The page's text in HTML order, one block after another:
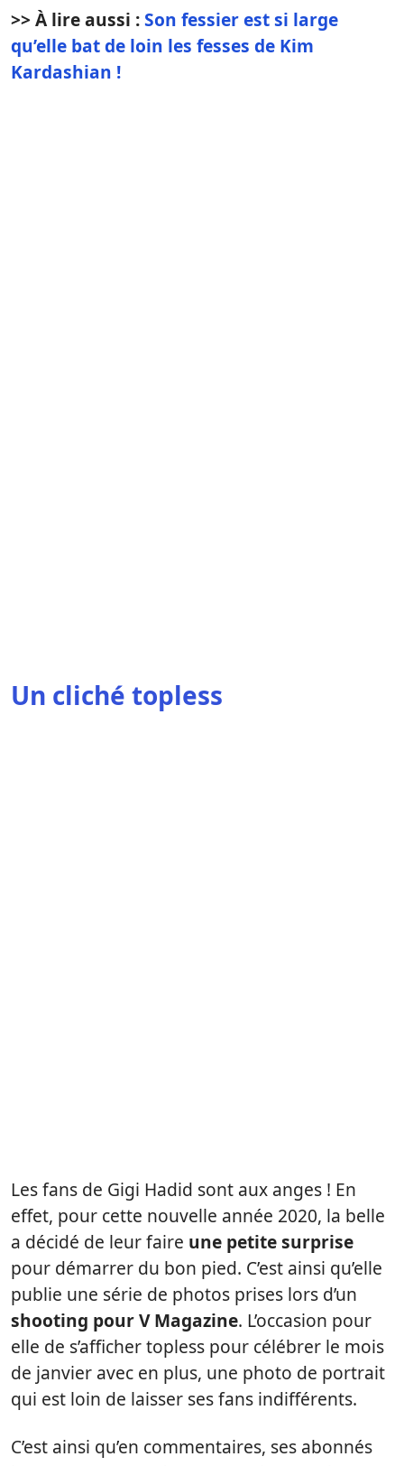
>> À lire aussi :Son fessier est si large
qu’elle bat de loin les fesses de Kim
Kardashian !
Un cliché topless
Les fans de Gigi Hadid sont aux anges ! En
effet, pour cette nouvelle année 2020, la belle
a décidé de leur faire une petite surprise
pour démarrer du bon pied. C’est ainsi qu’elle
publie une série de photos prises lors d’un
shooting pour V Magazine. L’occasion pour
elle de s’afficher topless pour célébrer le mois
de janvier avec en plus, une photo de portrait
qui est loin de laisser ses fans indifférents.
C’est ainsi qu’en commentaires, ses abonnés